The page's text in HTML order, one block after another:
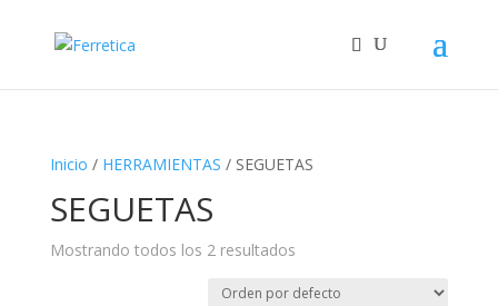
Inicio / HERRAMIENTAS / SEGUETAS
SEGUETAS
Mostrando todos los 2 resultados